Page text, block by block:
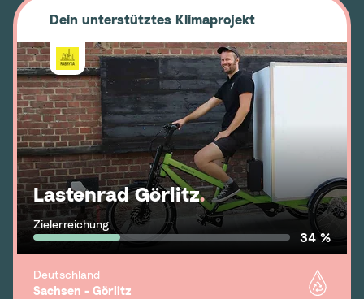
Dein unterstütztes Klimaprojekt
Lastenrad Görlitz.
Zielerreichung
34 %
Deutschland
Sachsen - Görlitz